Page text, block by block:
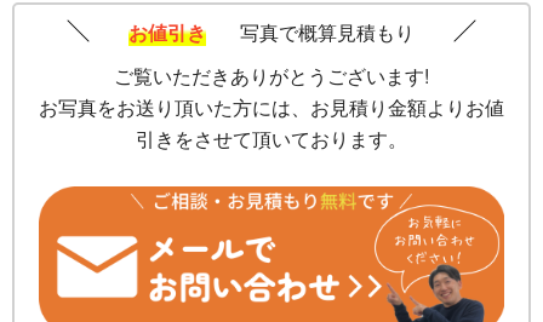
お値引き
写真で概算見積もり
ご覧いただきありがとうございます!
お写真をお送り頂いた方には、お見積り金額よりお値
引きをさせて頂いております。